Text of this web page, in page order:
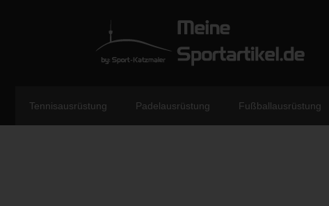
Tennisausrüstung Padelausrüstung Fußballausrüstung